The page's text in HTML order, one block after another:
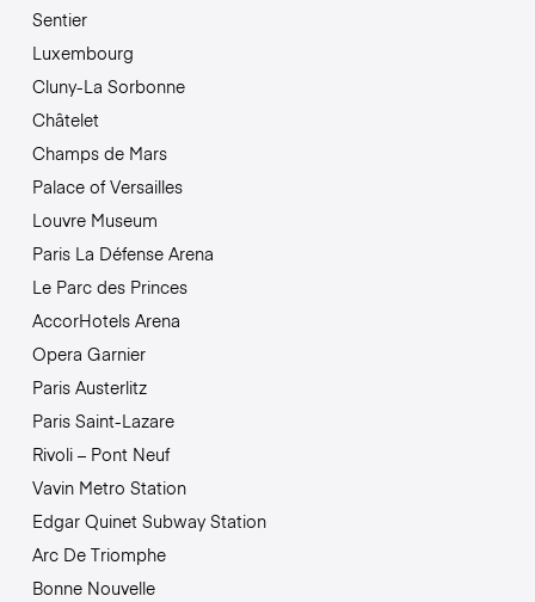
Sentier
Luxembourg
Cluny-La Sorbonne
Châtelet
Champs de Mars
Palace of Versailles
Louvre Museum
Paris La Défense Arena
Le Parc des Princes
AccorHotels Arena
Opera Garnier
Paris Austerlitz
Paris Saint-Lazare
Rivoli – Pont Neuf
Vavin Metro Station
Edgar Quinet Subway Station
Arc De Triomphe
Bonne Nouvelle